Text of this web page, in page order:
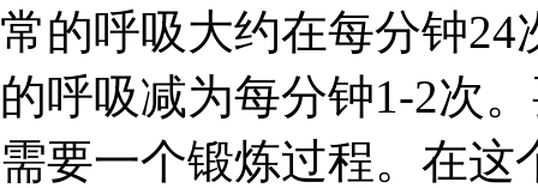
常的呼吸大约在每分钟
的呼吸减为每分钟1-2次
需要一个锻炼过程。在这